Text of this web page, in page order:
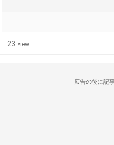
23 view
--------------------広告の後に記